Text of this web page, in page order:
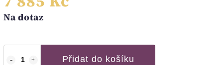
Na dotaz
Přidat do košíku